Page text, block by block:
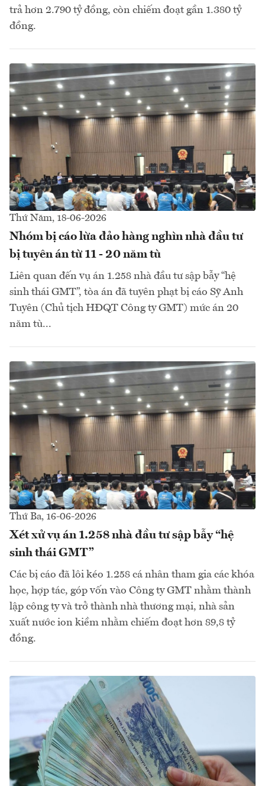
trả hơn 2.790 tỷ đồng, còn chiếm đoạt gần 1.380 tỷ
đồng.
Thứ Năm, 18-06-2026
Nhóm bị cáo lừa đảo hàng nghìn nhà đầu tư
bị tuyên án từ 11 - 20 năm tù
Liên quan đến vụ án 1.258 nhà đầu tư sập bẫy “hệ
sinh thái GMT”, tòa án đã tuyên phạt bị cáo Sỹ Anh
Tuyên (Chủ tịch HĐQT Công ty GMT) mức án 20
năm tù...
Thứ Ba, 16-06-2026
Xét xử vụ án 1.258 nhà đầu tư sập bẫy “hệ
sinh thái GMT”
Các bị cáo đã lôi kéo 1.258 cá nhân tham gia các khóa
học, hợp tác, góp vốn vào Công ty GMT nhằm thành
lập công ty và trở thành nhà thương mại, nhà sản
xuất nước ion kiềm nhằm chiếm đoạt hơn 89,8 tỷ
đồng.